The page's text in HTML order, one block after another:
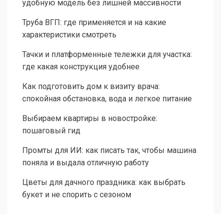
удобную модель без лишней массивности
Труба ВГП: где применяется и на какие
характеристики смотреть
Тачки и платформенные тележки для участка:
где какая конструкция удобнее
Как подготовить дом к визиту врача:
спокойная обстановка, вода и легкое питание
Выбираем квартиры в новостройке:
пошаговый гид
Промты для ИИ: как писать так, чтобы машина
поняла и выдала отличную работу
Цветы для дачного праздника: как выбрать
букет и не спорить с сезоном